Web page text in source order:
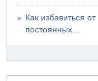
Как избавиться от
постоянных...